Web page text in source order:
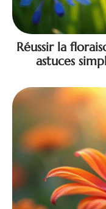
Réussir la
astuces